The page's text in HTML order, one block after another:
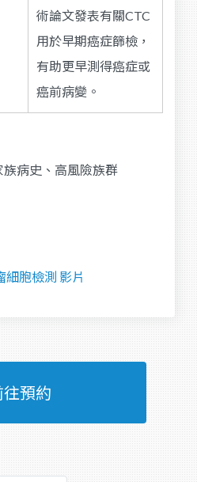
術論文發表有關CTC
用於早期癌症篩檢，
有助更早測得癌症或
癌前病變。
病史、高風險族群
細胞檢測 影片
往預約